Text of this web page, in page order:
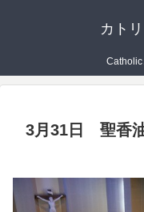
カト
Catholic
3月31日 聖香